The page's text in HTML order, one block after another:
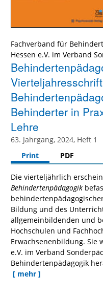
Fachverband für
Hessen e.V. im Verband
Behinderter in
Lehre
63. Jahrgang, 2024, Heft 1
Print
PDF
Die vierteljährlich
Behindertenpädagogik
Bildung und des
allgemeinbildenden und
Hochschulen und
Erwachsenenbildung. Sie
e.V. im Verband
Behindertenpädagogik
[ mehr ]